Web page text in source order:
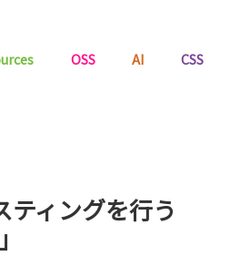
OSS AI CSS
ィングを行う